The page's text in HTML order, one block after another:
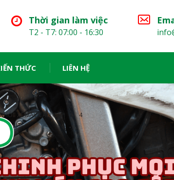
Thời gian làm việc
T2 - T7: 07:00 - 16:30
THỨC LIÊN HỆ
XE MÁY CAO CẤP! 4